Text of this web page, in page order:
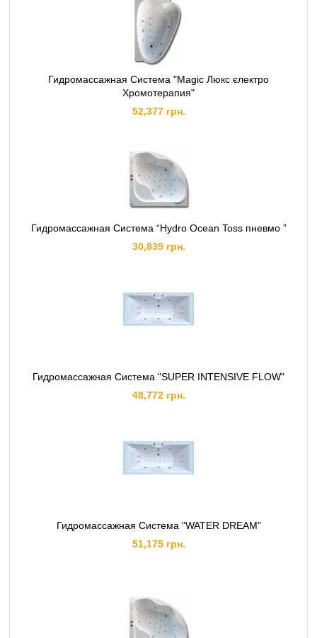
Гидромассажная Система "Magic Люкс єлектро
Хромотерапия"
52,377 грн.
Гидромассажная Система “Hydro Ocean Toss пневмо ”
30,839 грн.
Гидромассажная Система "SUPER INTENSIVE FLOW"
48,772 грн.
Гидромассажная Система "WATER DREAM"
51,175 грн.